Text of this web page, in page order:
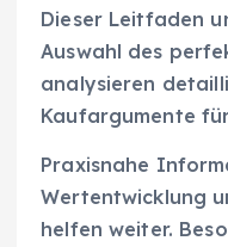
Dieser Leitfaden
Auswahl des
analysieren
Kaufargumente
Praxisnahe
Wertentwicklung
helfen weiter.